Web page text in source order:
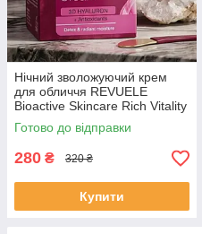
Нічний зволожуючий крем
для обличчя REVUELE
Bioactive Skincare Rich Vitality
Night Cream з 3D
гіалуроновою кислотою та
антиоксидан
Готово до відправки
280 ₴ 320 ₴
Купити